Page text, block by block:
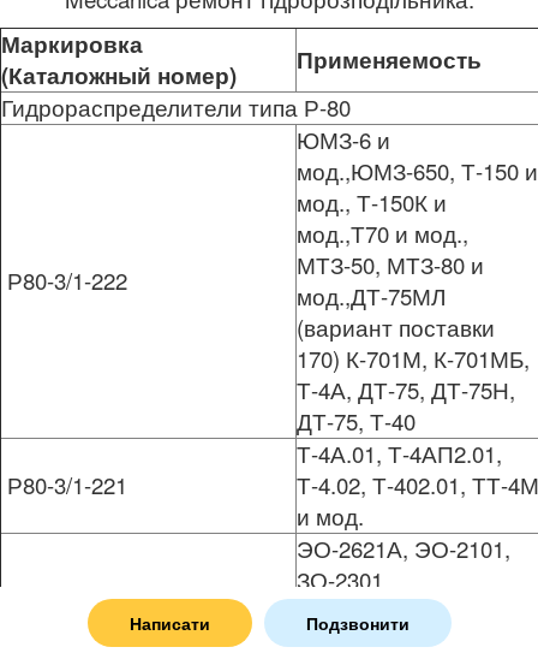
Написати Подзвонити
Маркировка
(Каталожный номер)
Применяемость
Гидрораспределители типа Р-80
Р80-3/1-222
ЮМЗ-6 и
мод.,ЮМЗ-650, Т-150 и
мод., Т-150К и
мод.,Т70 и мод.,
МТЗ-50, МТЗ-80 и
мод.,ДТ-75МЛ
(вариант поставки
170) К-701М, К-701МБ,
Т-4А, ДТ-75, ДТ-75Н,
ДТ-75, Т-40
Р80-3/1-221
Т-4А.01, Т-4АП2.01,
Т-4.02, Т-402.01, ТТ-4М
и мод.
Р80-3/1-444
ЭО-2621А, ЭО-2101,
ЗО-2301,
коммунальная
техника,